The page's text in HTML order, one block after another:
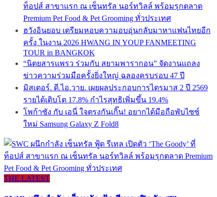
ท็อปส์ สาขาแรก ณ เซ็นทรัล นอร์ทวิลล์ พร้อมรุกตลาด
Premium Pet Food & Pet Grooming ทั่วประเทศ
ฮวังอินยอบ เตรียมหอบความอบอุ่นกลับมาหาแฟนไทยอีก
ครั้ง ในงาน 2026 HWANG IN YOUP FANMEETING
TOUR in BANGKOK
“นิตยสารแพรว ร่วมกับ สยามพารากอน” จัดงานแถลง
ข่าวความร่วมมือครั้งยิ่งใหญ่ ฉลองครบรอบ 47 ปี
มิสเตอร์. ดี.ไอ.วาย. เผยผลประกอบการไตรมาส 2 ปี 2569
รายได้เติบโต 17.8% กำไรสุทธิเพิ่มขึ้น 19.4%
โพก้าซัง กับ เอนี่ ใจตรงกันเกิ๊น! อยากได้มือถือพับไซซ์
ใหม่ Samsung Galaxy Z Fold8
THE LATEST